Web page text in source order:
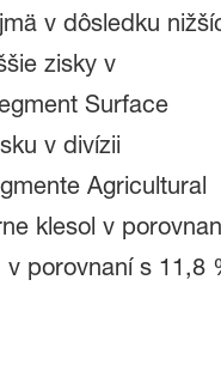
v dôsledku
zisky v
Surface
v divízii
Agricultural
klesol v
porovnaní s 11,8